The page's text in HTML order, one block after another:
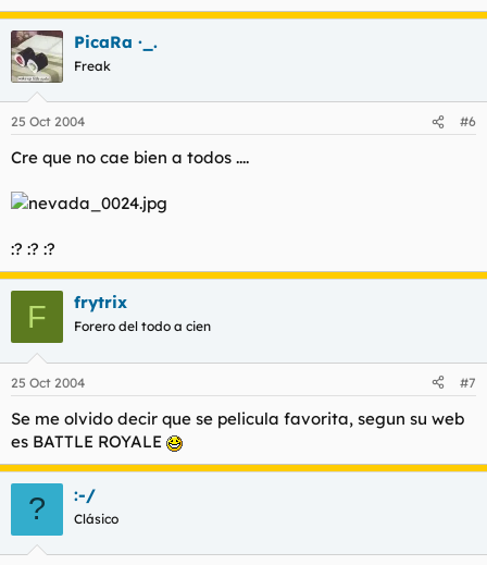
PicaRa ·_.
Freak
25 Oct 2004 #6
Cre que no cae bien a todos ....
:? :? :?
F frytrix
Forero del todo a cien
25 Oct 2004 #7
Se me olvido decir que se pelicula favorita, segun su web
es BATTLE ROYALE
? :-/
Clásico